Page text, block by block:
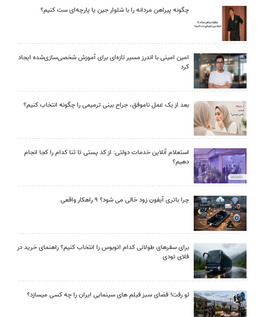
چگونه پیراهن مردانه را با شلوار جین یا پارچه‌ای ست کنیم؟
امین امینی با اندرز مسیر تازه‌ای برای آموزش شخصی‌سازی‌شده ایجاد
کرد
بعد از یک عمل ناموفق، جراح بینی ترمیمی را چگونه انتخاب کنیم؟
استعلام آنلاین خدمات دولتی: از کد پستی تا ثنا کدام را کجا انجام
دهیم؟
چرا باتری آیفون زود خالی می شود؟ ۹ راهکار واقعی
برای سفرهای طولانی کدام اتوبوس را انتخاب کنیم؟ راهنمای خرید در
فلای تودی
لو رفت! فضای سبز فیلم های سینمایی ایران را چه کسی میسازد؟